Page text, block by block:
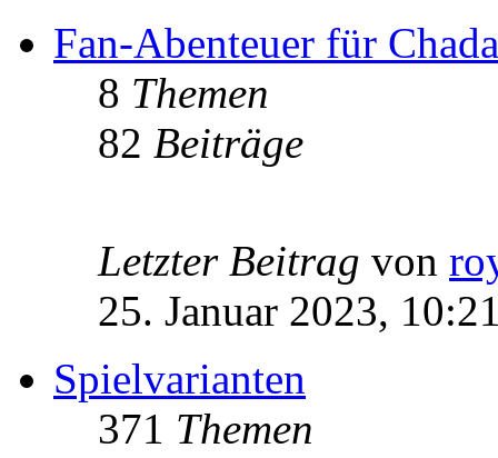
Fan-Abenteuer für
8 Themen
82 Beiträge
Letzter Beitrag von
25. Januar 2023,
Spielvarianten
371 Themen